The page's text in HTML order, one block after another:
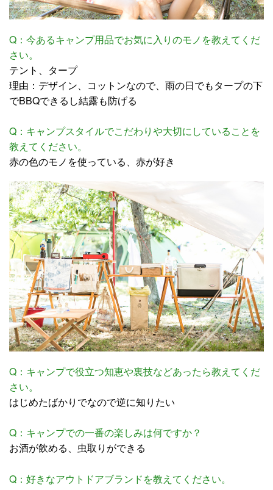
Q：今あるキャンプ用品でお気に入りのモノを教えてくだ
さい。
テント、タープ
理由：デザイン、コットンなので、雨の日でもタープの下
でBBQできるし結露も防げる
Q：キャンプスタイルでこだわりや大切にしていることを
教えてください。
赤の色のモノを使っている、赤が好き
Q：キャンプで役立つ知恵や裏技などあったら教えてくだ
さい。
はじめたばかりでなので逆に知りたい
Q：キャンプでの一番の楽しみは何ですか？
お酒が飲める、虫取りができる
Q：好きなアウトドアブランドを教えてください。